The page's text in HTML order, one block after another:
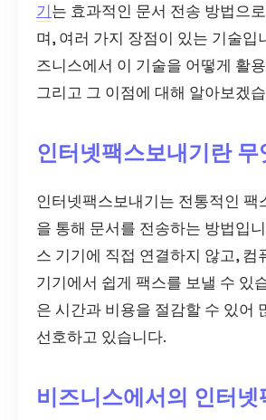
기는 효과적인 문서 전송 방법으
며, 여러 가지 장점이 있는 기술입
즈니스에서 이 기술을 어떻게 활
그리고 그 이점에 대해 알아보겠
인터넷팩스보내기란 무
인터넷팩스보내기는 전통적인 팩
을 통해 문서를 전송하는 방법입
스 기기에 직접 연결하지 않고, 컴
기기에서 쉽게 팩스를 보낼 수 있
은 시간과 비용을 절감할 수 있어
선호하고 있습니다.
비즈니스에서의 인터넷